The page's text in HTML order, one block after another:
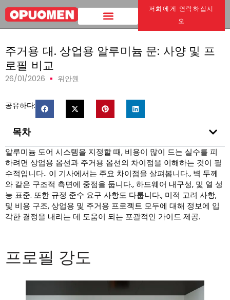
저희에게 연락하십시
오
집 > 주거용 대. 상업용 알루미늄 문: 사양 및 프로필 비교
주거용 대. 상업용 알루미늄 문: 사양 및 프
로필 비교
26/01/2026 위안웬
공유하다:
목차
알루미늄 도어 시스템을 지정할 때, 비용이 많이 드는 실수를 피
하려면 상업용 옵션과 주거용 옵션의 차이점을 이해하는 것이 필
수적입니다.. 이 기사에서는 주요 차이점을 살펴봅니다., 벽 두께
와 같은 구조적 측면에 중점을 둡니다., 하드웨어 내구성, 및 열 성
능 표준. 또한 규정 준수 요구 사항도 다룹니다., 미적 고려 사항,
및 비용 구조, 상업용 및 주거용 프로젝트 모두에 대해 정보에 입
각한 결정을 내리는 데 도움이 되는 포괄적인 가이드 제공.
프로필 강도